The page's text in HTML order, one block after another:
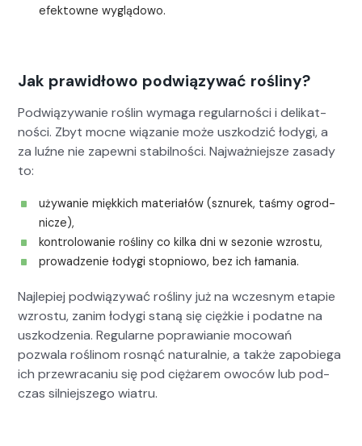
efek­towne wyglą­dowo.
Jak prawidłowo podwiązywać rośliny?
Pod­wiązy­wanie roślin wyma­ga reg­u­larnoś­ci i delikat­
noś­ci. Zbyt moc­ne wiązanie może uszkodz­ić łody­gi, a
za luźne nie zapewni sta­bil­noś­ci. Najważniejsze zasady
to:
uży­wanie mięk­kich mate­ri­ałów (sznurek, taśmy ogrod­
nicze),
kon­trolowanie rośliny co kil­ka dni w sezonie wzros­tu,
prowadze­nie łody­gi stop­niowo, bez ich łama­nia.
Najlepiej pod­wiązy­wać rośliny już na wczes­nym etapie
wzros­tu, zan­im łody­gi staną się ciężkie i podatne na
uszkodzenia. Reg­u­larne popraw­ian­ie mocow­ań
pozwala rośli­nom ros­nąć nat­u­ral­nie, a także zapo­b­ie­ga
ich przewraca­niu się pod ciężarem owoców lub pod­
czas sil­niejszego wia­tru.